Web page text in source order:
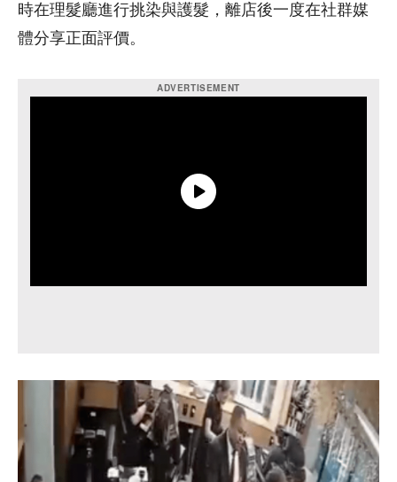
時在理髮廳進行挑染與護髮，離店後一度在社群媒
體分享正面評價。